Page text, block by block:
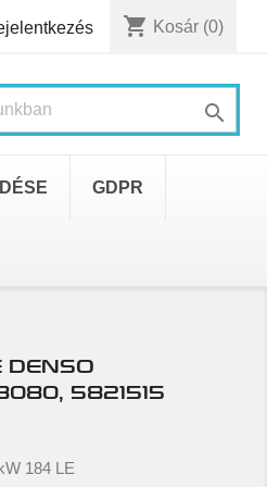
shopping_cart Kosár (0)

GDPR
DENSO
5821515
184 LE